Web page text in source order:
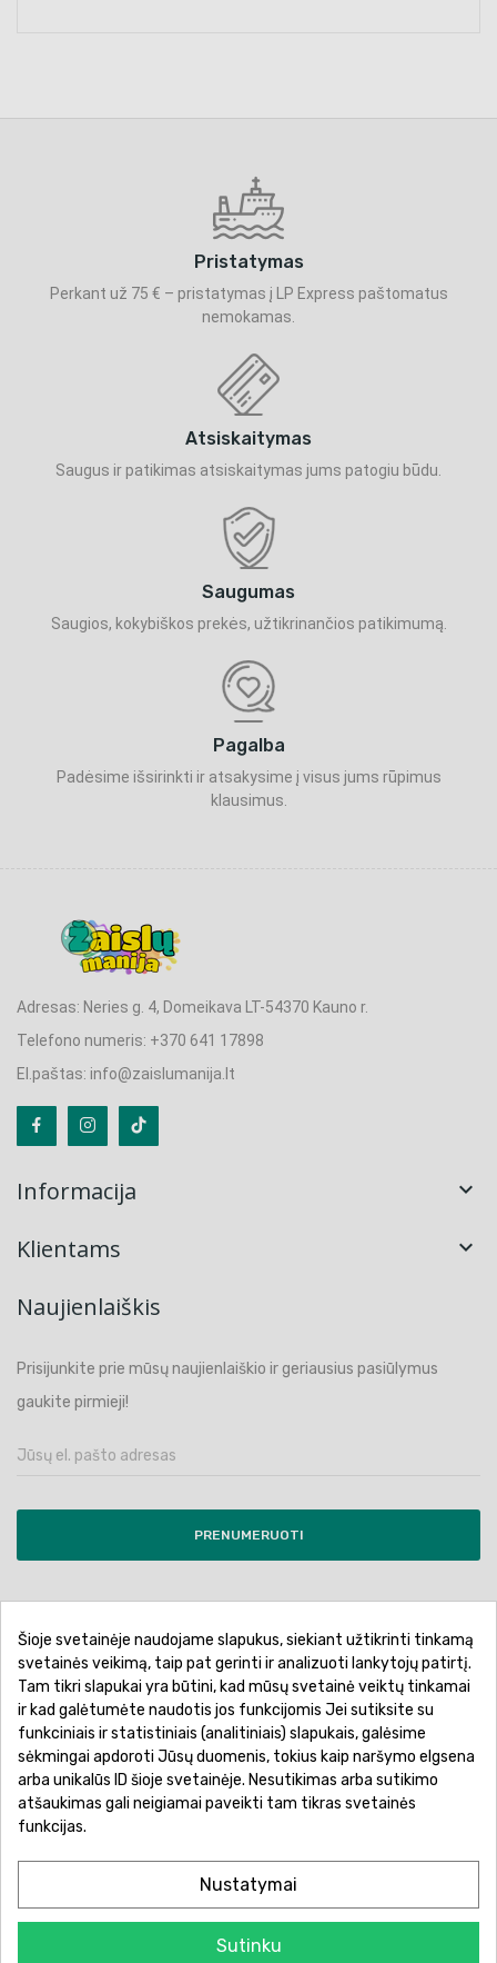
Pristatymas
Perkant už 75 € – pristatymas į LP Express paštomatus
nemokamas.
Atsiskaitymas
Saugus ir patikimas atsiskaitymas jums patogiu būdu.
Saugumas
Saugios, kokybiškos prekės, užtikrinančios patikimumą.
Pagalba
Padėsime išsirinkti ir atsakysime į visus jums rūpimus
klausimus.
Adresas: Neries g. 4, Domeikava LT-54370 Kauno r.
Telefono numeris: +370 641 17898
El.paštas: info@zaislumanija.lt
Informacija 
Klientams 
Naujienlaiškis
Prisijunkite prie mūsų naujienlaiškio ir geriausius pasiūlymus
gaukite pirmieji!
PRENUMERUOTI
Pirkimo sąlygos ir taisyklės
Privatumo politika
Garantinis aptarnavimas
Prekių pristatymas
Prekių grąžinimas
Atsiskaitymo būdai
Šioje svetainėje naudojame slapukus, siekiant užtikrinti tinkamą
svetainės veikimą, taip pat gerinti ir analizuoti lankytojų patirtį.
Tam tikri slapukai yra būtini, kad mūsų svetainė veiktų tinkamai
ir kad galėtumėte naudotis jos funkcijomis Jei sutiksite su
funkciniais ir statistiniais (analitiniais) slapukais, galėsime
sėkmingai apdoroti Jūsų duomenis, tokius kaip naršymo elgsena
arba unikalūs ID šioje svetainėje. Nesutikimas arba sutikimo
atšaukimas gali neigiamai paveikti tam tikras svetainės
funkcijas.
Nustatymai
Sutinku